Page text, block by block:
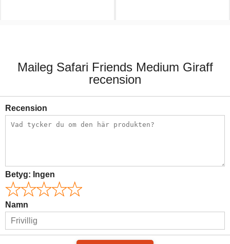
Maileg Safari Friends Medium Giraff
recension
Recension
Betyg: Ingen
Namn